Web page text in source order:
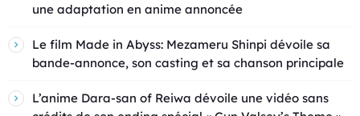
une adaptation en anime annoncée
Le film Made in Abyss: Mezameru Shinpi dévoile sa
bande-annonce, son casting et sa chanson principale
L’anime Dara-san of Reiwa dévoile une vidéo sans